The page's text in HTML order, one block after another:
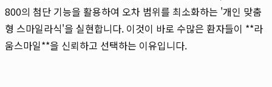
800의 첨단 기능을 활용하여 오차 범위를 최소화하는 '개인 맞춤
형 스마일라식'을 실현합니다. 이것이 바로 수많은 환자들이 **라
움스마일**을 신뢰하고 선택하는 이유입니다.